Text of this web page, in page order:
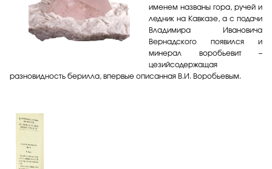
именем названы гора, ручей и
ледник на Кавказе, а с подачи
Владимира Ивановича
Вернадского появился и
минерал воробьевит –
цезийсодержащая
разновидность берилла, впервые описанная В.И. Воробьевым.